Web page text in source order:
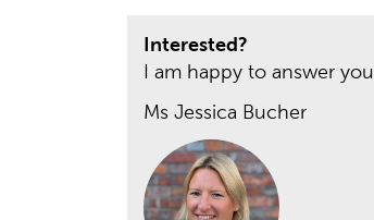
Interested?
I am happy to answer
Ms Jessica Bucher